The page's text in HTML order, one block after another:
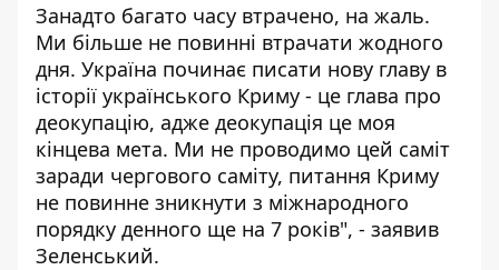
Занадто багато часу втрачено, на жаль.
Ми більше не повинні втрачати жодного
дня. Україна починає писати нову главу в
історії українського Криму - це глава про
деокупацію, адже деокупація це моя
кінцева мета. Ми не проводимо цей саміт
заради чергового саміту, питання Криму
не повинне зникнути з міжнародного
порядку денного ще на 7 років", - заявив
Зеленський.